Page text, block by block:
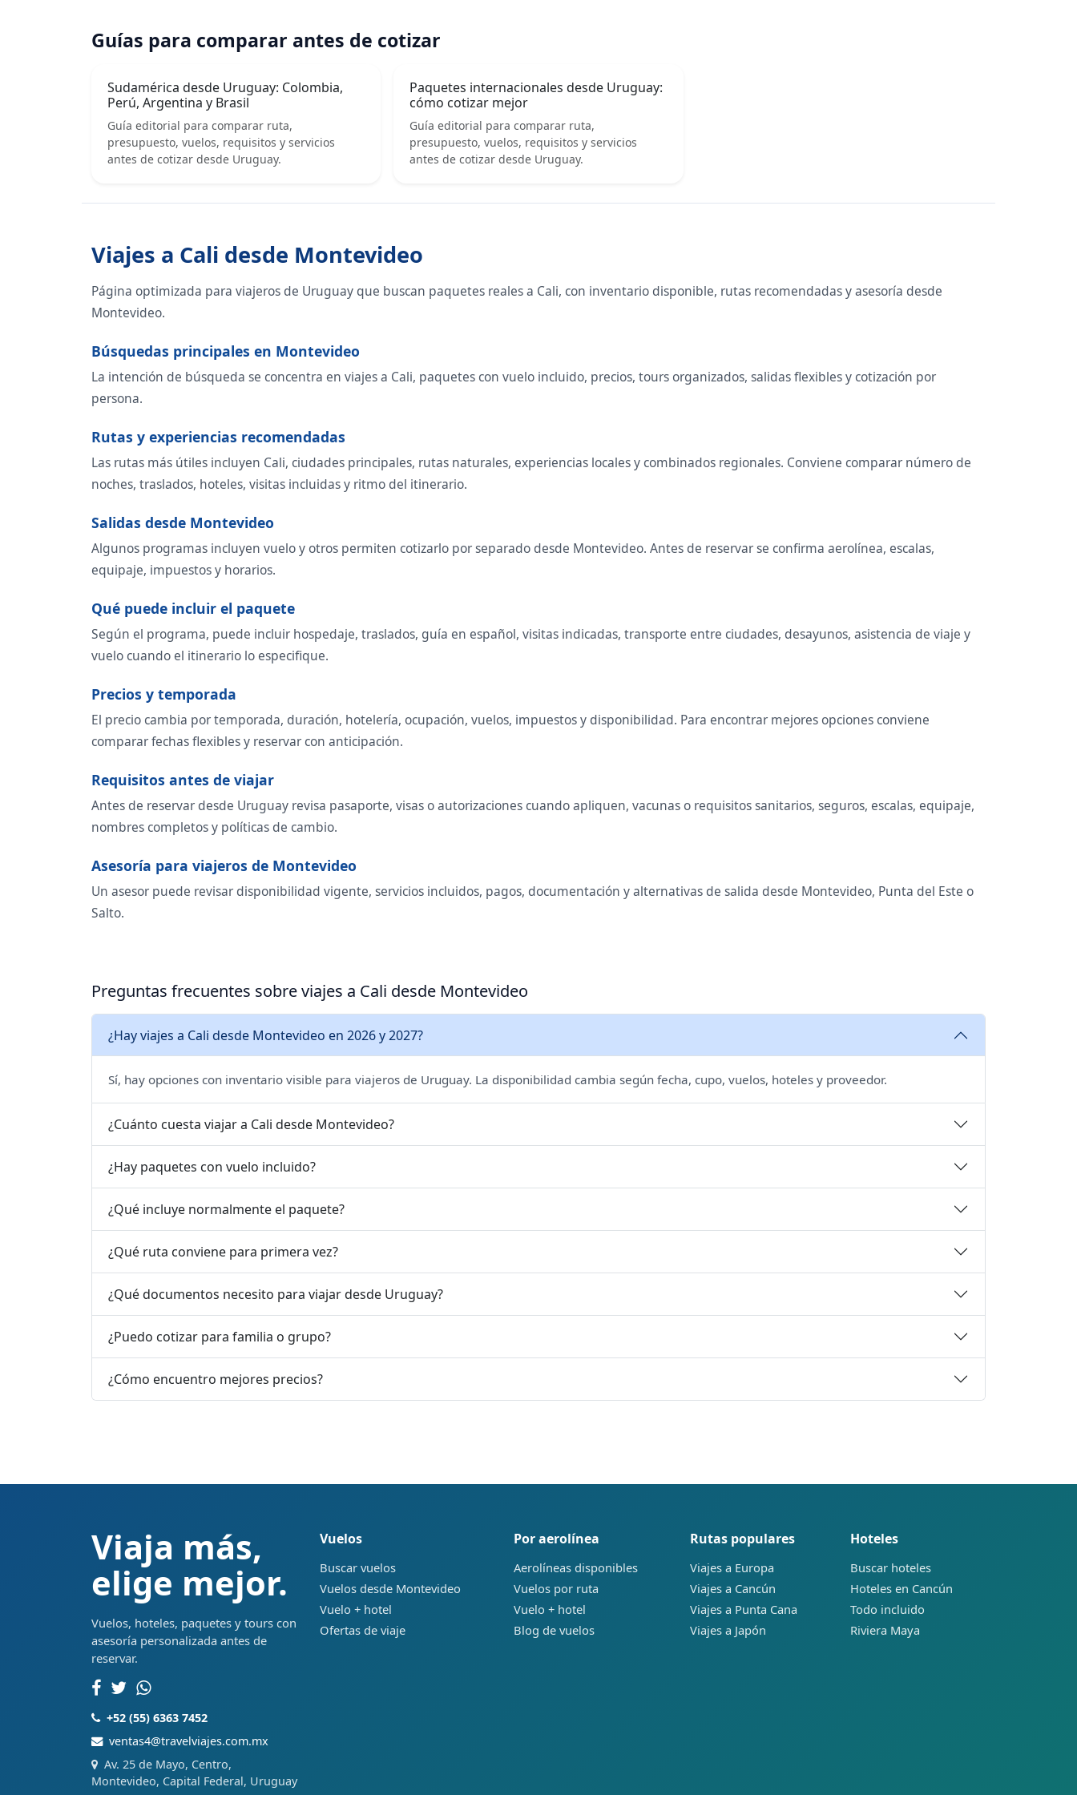
Guías para comparar antes de cotizar
Sudamérica desde Uruguay: Colombia,
Perú, Argentina y Brasil
Guía editorial para comparar ruta,
presupuesto, vuelos, requisitos y servicios
antes de cotizar desde Uruguay.
Paquetes internacionales desde Uruguay:
cómo cotizar mejor
Guía editorial para comparar ruta,
presupuesto, vuelos, requisitos y servicios
antes de cotizar desde Uruguay.
Viajes a Cali desde Montevideo
Página optimizada para viajeros de Uruguay que buscan paquetes reales a Cali, con inventario disponible, rutas recomendadas y asesoría desde
Montevideo.
Búsquedas principales en Montevideo
La intención de búsqueda se concentra en viajes a Cali, paquetes con vuelo incluido, precios, tours organizados, salidas flexibles y cotización por
persona.
Rutas y experiencias recomendadas
Las rutas más útiles incluyen Cali, ciudades principales, rutas naturales, experiencias locales y combinados regionales. Conviene comparar número de
noches, traslados, hoteles, visitas incluidas y ritmo del itinerario.
Salidas desde Montevideo
Algunos programas incluyen vuelo y otros permiten cotizarlo por separado desde Montevideo. Antes de reservar se confirma aerolínea, escalas,
equipaje, impuestos y horarios.
Qué puede incluir el paquete
Según el programa, puede incluir hospedaje, traslados, guía en español, visitas indicadas, transporte entre ciudades, desayunos, asistencia de viaje y
vuelo cuando el itinerario lo especifique.
Precios y temporada
El precio cambia por temporada, duración, hotelería, ocupación, vuelos, impuestos y disponibilidad. Para encontrar mejores opciones conviene
comparar fechas flexibles y reservar con anticipación.
Requisitos antes de viajar
Antes de reservar desde Uruguay revisa pasaporte, visas o autorizaciones cuando apliquen, vacunas o requisitos sanitarios, seguros, escalas, equipaje,
nombres completos y políticas de cambio.
Asesoría para viajeros de Montevideo
Un asesor puede revisar disponibilidad vigente, servicios incluidos, pagos, documentación y alternativas de salida desde Montevideo, Punta del Este o
Salto.
Preguntas frecuentes sobre viajes a Cali desde Montevideo
¿Hay viajes a Cali desde Montevideo en 2026 y 2027?
Sí, hay opciones con inventario visible para viajeros de Uruguay. La disponibilidad cambia según fecha, cupo, vuelos, hoteles y proveedor.
¿Cuánto cuesta viajar a Cali desde Montevideo?
¿Hay paquetes con vuelo incluido?
¿Qué incluye normalmente el paquete?
¿Qué ruta conviene para primera vez?
¿Qué documentos necesito para viajar desde Uruguay?
¿Puedo cotizar para familia o grupo?
¿Cómo encuentro mejores precios?
Viaja más,
elige mejor.
Vuelos, hoteles, paquetes y tours con
asesoría personalizada antes de
reservar.
+52 (55) 6363 7452
ventas4@travelviajes.com.mx
Av. 25 de Mayo, Centro,
Montevideo, Capital Federal, Uruguay
Vuelos
Buscar vuelos
Vuelos desde Montevideo
Vuelo + hotel
Ofertas de viaje
Por aerolínea
Aerolíneas disponibles
Vuelos por ruta
Vuelo + hotel
Blog de vuelos
Rutas populares
Viajes a Europa
Viajes a Cancún
Viajes a Punta Cana
Viajes a Japón
Hoteles
Buscar hoteles
Hoteles en Cancún
Todo incluido
Riviera Maya